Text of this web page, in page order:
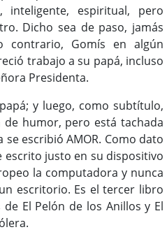
inteligente, espiritual, pero
Dicho sea de paso, jamás
Gomís en algún
trabajo a su papá, incluso
Presidenta.
y luego, como subtítulo,
humor, pero está tachada
se escribió AMOR. Como dato
escrito justo en su dispositivo
la computadora y nunca
escritorio. Es el tercer libro
El Pelón de los Anillos y El